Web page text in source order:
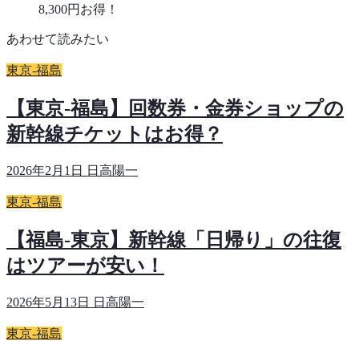
8,300円お得！
あわせて読みたい
東京-福島
【東京-福島】回数券・金券ショップの
新幹線チケットはお得？
2026年2月1日 日高陽一
東京-福島
【福島-東京】新幹線「日帰り」の往復
はツアーが安い！
2026年5月13日 日高陽一
東京-福島